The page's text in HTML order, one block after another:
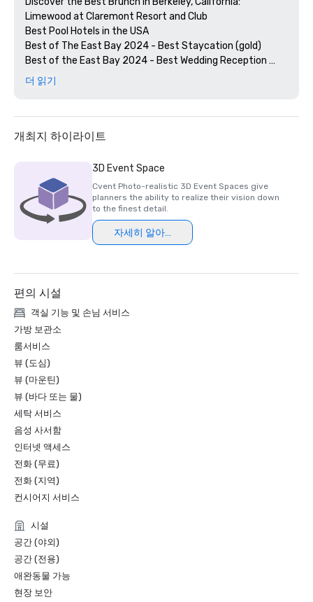
Limewood at Claremont Resort and Club
Best Pool Hotels in the USA
Best of The East Bay 2024 - Best Staycation (gold)
Best of the East Bay 2024 - Best Wedding Reception
Venue (gold)
Diners' Choice 2024 Limewood Bar & Restaurant
Diners' Choice 2024 Claremont Lobby Bar
15 Best Spas in the Greater Bay Area
2nd Best Hotel In Northern CA
23rd Best Hotel in The World
Best Hotels in Berkeley, CA
Best Fairmont Hotels & Resorts in the US
2025 Forbes Travel Guide Start Award Winners
더 읽기
개최지 하이라이트
3D Event Space
Cvent Photo-realistic 3D Event Spaces give
planners the ability to realize their vision down
to the finest detail.
자세히 알아보기
편의 시설
객실 기능 및 손님 서비스
가방 보관소
룸서비스
뷰 (도심)
뷰 (마운틴)
뷰 (바다 또는 물)
세탁 서비스
음성 사서함
인터넷 액세스
전화 (무료)
전화 (지역)
컨시어지 서비스
시설
공간 (야외)
공간 (전용)
애완동물 가능
현장 보안